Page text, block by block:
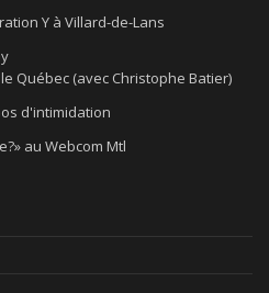
Y à Villard-de-Lans
Québec (avec Christophe Batier)
d'intimidation
au Webcom Mtl